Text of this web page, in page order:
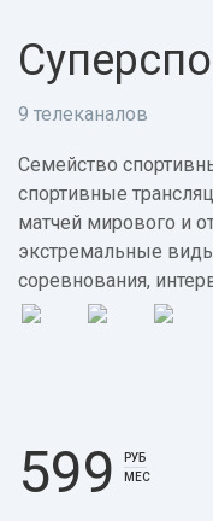
9 телеканалов
Семейство
спортивные
матчей мирового и
экстремальные
соревнования,
599
РУБ
МЕС